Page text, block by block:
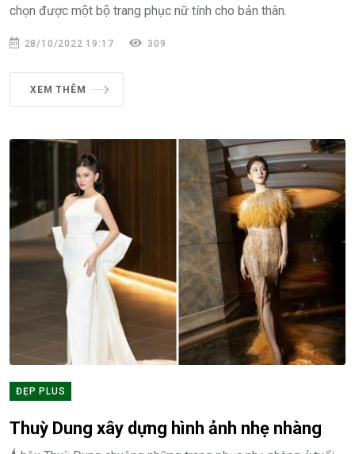
chọn được một bộ trang phục nữ tính cho bản thân.
28/10/2022 19:17 309
XEM THÊM
ĐẸP PLUS
Thuỳ Dung xây dựng hình ảnh nhẹ nhàng